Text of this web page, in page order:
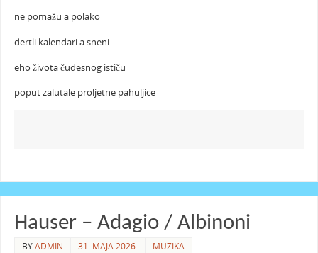
ne pomažu a polako
dertli kalendari a sneni
eho života čudesnog ističu
poput zalutale proljetne pahuljice
Hauser – Adagio / Albinoni
BYADMIN 31. MAJA 2026. MUZIKA